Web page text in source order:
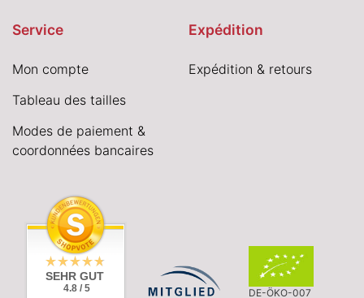
Service
Mon compte
Tableau des tailles
Modes de paiement &
coordonnées bancaires
Expédition
Expédition & retours
SEHR GUT
4.8 / 5 DE-ÖKO-007